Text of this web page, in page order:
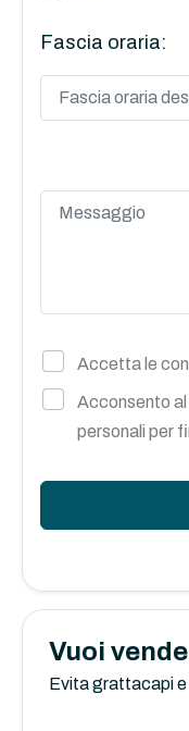
Vuoi
Evita grattacapi
Fascia oraria:
Accetta le
Acconsento
personali per